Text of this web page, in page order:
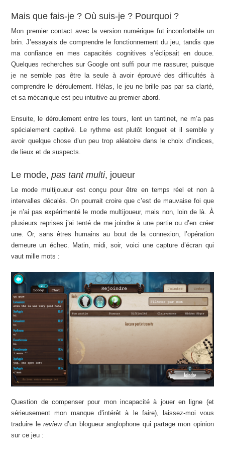
Mais que fais-je ? Où suis-je ? Pourquoi ?
Mon premier contact avec la version numérique fut inconfortable un
brin. J’essayais de comprendre le fonctionnement du jeu, tandis que
ma confiance en mes capacités cognitives s’éclipsait en douce.
Quelques recherches sur Google ont suffi pour me rassurer, puisque
je ne semble pas être la seule à avoir éprouvé des difficultés à
comprendre le déroulement. Hélas, le jeu ne brille pas par sa clarté,
et sa mécanique est peu intuitive au premier abord.
Ensuite, le déroulement entre les tours, lent un tantinet, ne m’a pas
spécialement captivé. Le rythme est plutôt longuet et il semble y
avoir quelque chose d’un peu trop aléatoire dans le choix d’indices,
de lieux et de suspects.
Le mode,pas tant multi, joueur
Le mode multijoueur est conçu pour être en temps réel et non à
intervalles décalés. On pourrait croire que c’est de mauvaise foi que
je n’ai pas expérimenté le mode multijoueur, mais non, loin de là. À
plusieurs reprises j’ai tenté de me joindre à une partie ou d’en créer
une. Or, sans êtres humains au bout de la connexion, l’opération
demeure un échec. Matin, midi, soir, voici une capture d’écran qui
vaut mille mots :
Question de compenser pour mon incapacité à jouer en ligne (et
sérieusement mon manque d’intérêt à le faire), laissez-moi vous
traduire lereviewd’un blogueur anglophone qui partage mon opinion
sur ce jeu :